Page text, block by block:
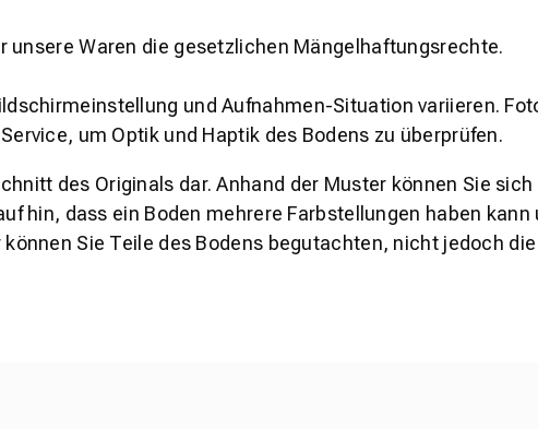
unsere Waren die gesetzlichen Mängelhaftungsrechte.
und Aufnahmen-Situation variieren.
um Optik und Haptik des Bodens zu überprüfen.
des Originals dar. Anhand der Muster können Sie
hin, dass ein Boden mehrere Farbstellungen haben
Sie Teile des Bodens begutachten, nicht jedoch